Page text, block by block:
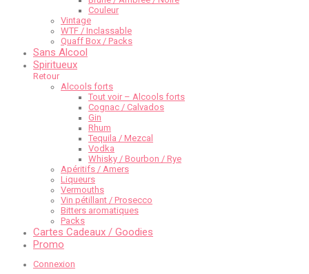
Couleur
Vintage
WTF / Inclassable
Quaff Box / Packs
Sans Alcool
Spiritueux
Retour
Alcools forts
Tout voir – Alcools forts
Cognac / Calvados
Gin
Rhum
Tequila / Mezcal
Vodka
Whisky / Bourbon / Rye
Apéritifs / Amers
Liqueurs
Vermouths
Vin pétillant / Prosecco
Bitters aromatiques
Packs
Cartes Cadeaux / Goodies
Promo
Connexion